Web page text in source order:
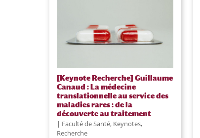
[Keynote Recherche] Guillaume
Canaud : La médecine
translationnelle au service des
maladies rares : de la
découverte au traitement
Faculté de Santé, Keynotes,
Recherche